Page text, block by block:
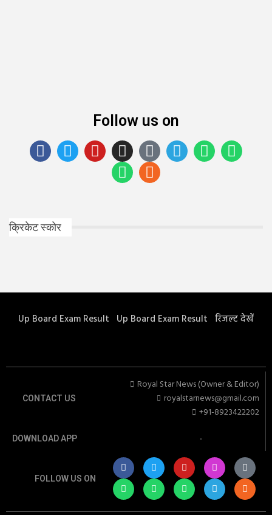
Follow us on
क्रिकेट स्कोर
Up Board Exam Result Up Board Exam Result रिजल्ट देखें
CONTACT US
Royal Star News (Owner & Editor)
royalstarnews@gmail.com
+91-8923422202
DOWNLOAD APP
FOLLOW US ON